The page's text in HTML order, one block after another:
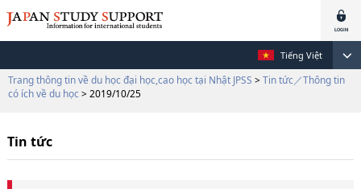
Tiếng Việt
Trang thông tin về du học đại học,cao học tại Nhật JPSS > Tin tức／Thông tin
có ích về du học > 2019/10/25
Tin tức